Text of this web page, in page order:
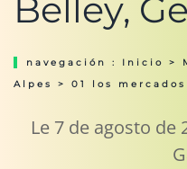
Belley,
navegación : Inicio >
Alpes
> 01 los
Le 7 de agosto de